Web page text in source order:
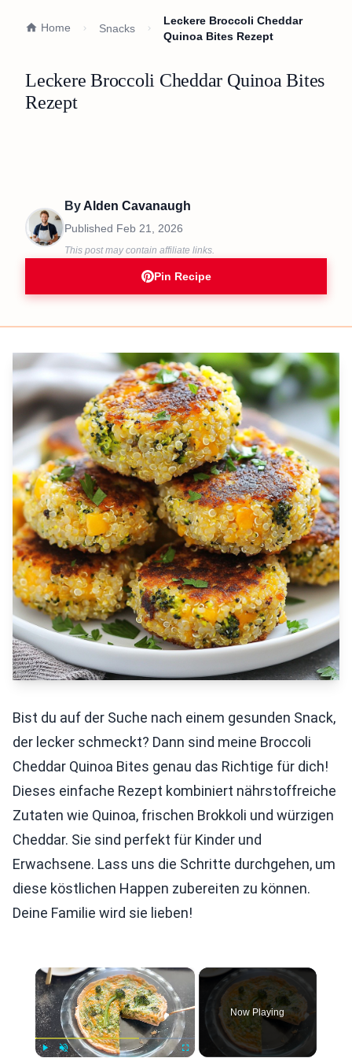
Home Snacks
Leckere Broccoli Cheddar
Quinoa Bites Rezept
Leckere Broccoli Cheddar Quinoa Bites
Rezept
ByAlden Cavanaugh
Published Feb 21, 2026
This post may contain affiliate links.
Pin Recipe
Bist du auf der Suche nach einem gesunden Snack,
der lecker schmeckt? Dann sind meine Broccoli
Cheddar Quinoa Bites genau das Richtige für dich!
Dieses einfache Rezept kombiniert nährstoffreiche
Zutaten wie Quinoa, frischen Brokkoli und würzigen
Cheddar. Sie sind perfekt für Kinder und
Erwachsene. Lass uns die Schritte durchgehen, um
diese köstlichen Happen zubereiten zu können.
Deine Familie wird sie lieben!
×
Now Playing